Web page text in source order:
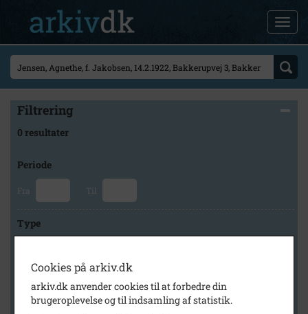
Filtrering
0 resultater
Periode
Fra Til
Type
Arkiv
Holbæk Arkiverne/Jyderup
Cookies på arkiv.dk
arkiv.dk anvender cookies til at forbedre din
brugeroplevelse og til indsamling af statistik.